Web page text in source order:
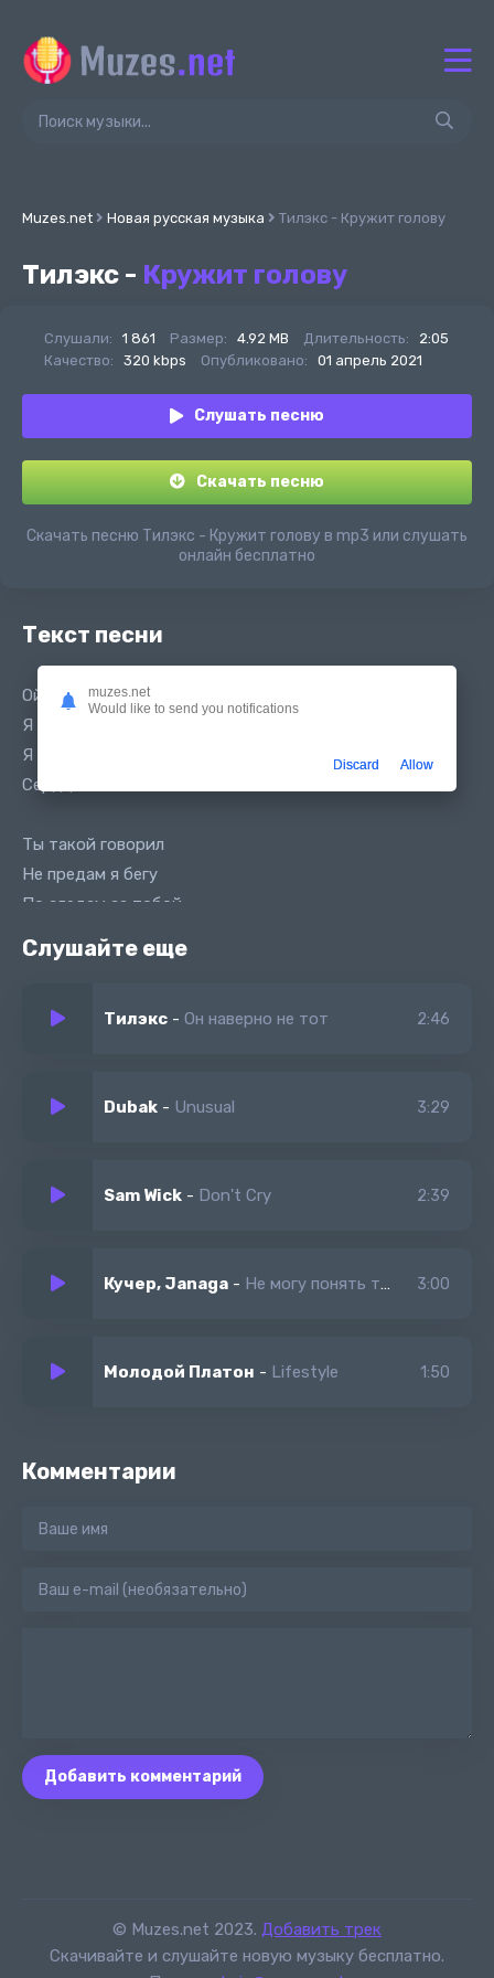
Muzes.net Новая русская музыка Тилэкс - Кружит голову
Тилэкс - Кружит голову
Слушали: 1 861 Размер: 4.92 MB Длительность:
2:05
Качество:
320 kbps Опубликовано: 01 апрель 2021
Слушать песню
Скачать песню
Скачать песню Тилэкс - Кружит голову в mp3 или слушать
онлайн бесплатно
Текст песни
Ой кружит голову стой
Я так не могу снова
Я напиваюсь моем
Сердце на пополам
Ты такой говорил
Не предам я бегу
По следам за тобой
По битам меня манил
Слушайте еще
Тилэкс - Он наверно не тот 2:46
Dubak - Unusual 3:29
Sam Wick - Don't Cry 2:39
Кучер, Janaga - Не могу понять тебя никак 3:00
Молодой Платон - Lifestyle 1:50
Комментарии
Добавить комментарий
© Muzes.net 2023. Добавить трек
Скачивайте и слушайте новую музыку бесплатно.
muzes.net
Would like to send you notifications
Discard Allow